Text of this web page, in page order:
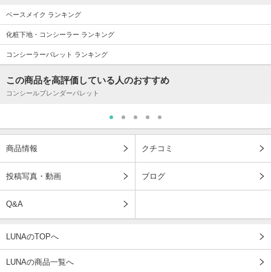
ベースメイク ランキング
化粧下地・コンシーラー ランキング
コンシーラーパレット ランキング
この商品を高評価している人のおすすめ
コンシールブレンダーパレット
商品情報 クチコミ
投稿写真・動画 ブログ
Q&A
LUNAのTOPへ
LUNAの商品一覧へ